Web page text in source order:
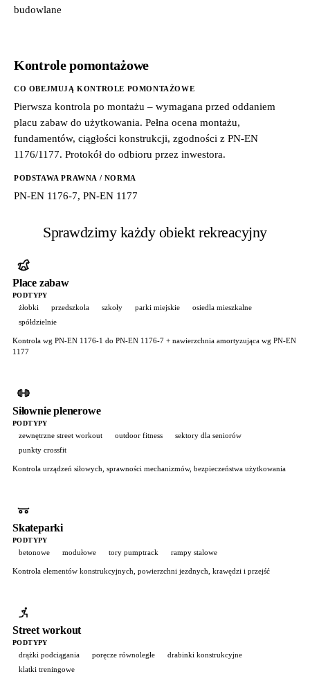
budowlane
Kontrole pomontażowe
CO OBEJMUJĄ KONTROLE POMONTAŻOWE
Pierwsza kontrola po montażu – wymagana przed oddaniem
placu zabaw do użytkowania. Pełna ocena montażu,
fundamentów, ciągłości konstrukcji, zgodności z PN-EN
1176/1177. Protokół do odbioru przez inwestora.
PODSTAWA PRAWNA / NORMA
PN-EN 1176-7, PN-EN 1177
Sprawdzimy każdy obiekt rekreacyjny
Place zabaw
PODTYPY
żłobki przedszkola szkoły parki miejskie
osiedla mieszkalne
spółdzielnie
Kontrola wg PN-EN 1176-1 do PN-EN 1176-7 + nawierzchnia amortyzująca wg PN-EN
1177
Siłownie plenerowe
PODTYPY
zewnętrzne street workout outdoor fitness
sektory dla seniorów
punkty crossfit
Kontrola urządzeń siłowych, sprawności mechanizmów, bezpieczeństwa użytkowania
Skateparki
PODTYPY
betonowe modułowe tory pumptrack rampy stalowe
Kontrola elementów konstrukcyjnych, powierzchni jezdnych, krawędzi i przejść
Street workout
PODTYPY
drążki podciągania poręcze równoległe
drabinki konstrukcyjne
klatki treningowe